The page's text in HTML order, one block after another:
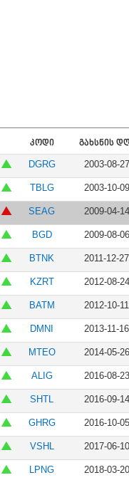
ᲙᲝᲓᲘ ᲒᲐᲮᲡᲜᲘᲡ
DGRG
2003-08-27
TBLG 2003-10-09
SEAG 2009-04-14
BGD 2009-08-06
BTNK 2011-12-27
KZRT 2012-08-24
BATM 2012-10-11
DMNI 2013-11-16
MTEO 2014-05-26
ALIG 2016-08-23
SHTL 2016-09-14
GHRG 2016-10-05
VSHL 2017-06-10
LPNG 2018-03-20